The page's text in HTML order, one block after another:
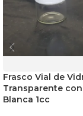
Frasco Vial de
Transparente
Blanca 1cc